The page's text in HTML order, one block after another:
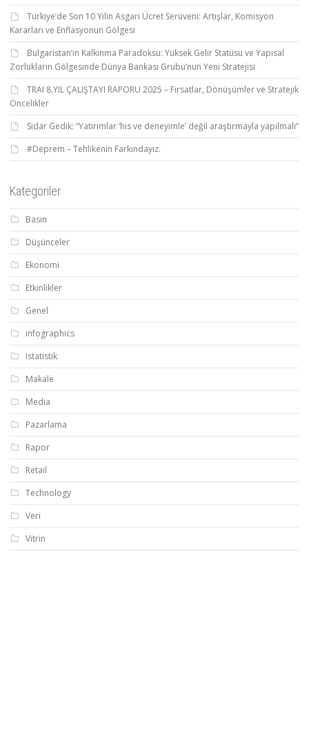
Türkiye’de Son 10 Yılın Asgari Ücret Serüveni: Artışlar, Komisyon
Kararları ve Enflasyonun Gölgesi
Bulgaristan’ın Kalkınma Paradoksu: Yüksek Gelir Statüsü ve Yapısal
Zorlukların Gölgesinde Dünya Bankası Grubu’nun Yeni Stratejisi
TRAI 8.YIL ÇALIŞTAYI RAPORU 2025 – Fırsatlar, Dönüşümler ve Stratejik
Öncelikler
Sidar Gedik: “Yatırımlar ‘his ve deneyimle’ değil araştırmayla yapılmalı”
#Deprem – Tehlikenin Farkındayız.
Kategoriler
Basın
Düşünceler
Ekonomi
Etkinlikler
Genel
infographics
Istatistik
Makale
Media
Pazarlama
Rapor
Retail
Technology
Veri
Vitrin